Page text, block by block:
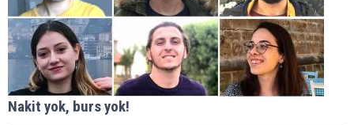
Nakit yok, burs yok!